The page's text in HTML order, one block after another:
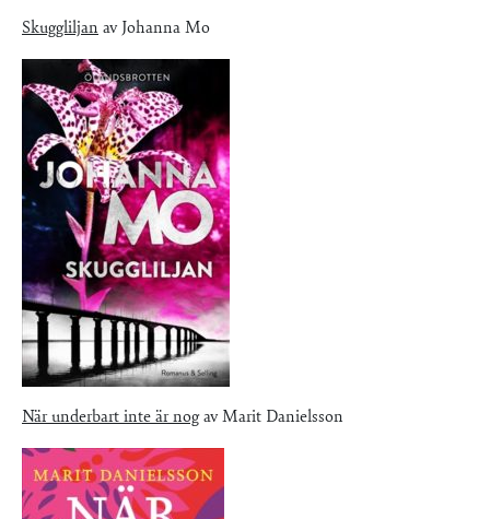
Skuggliljan av Johanna Mo
När underbart inte är nogav Marit Danielsson